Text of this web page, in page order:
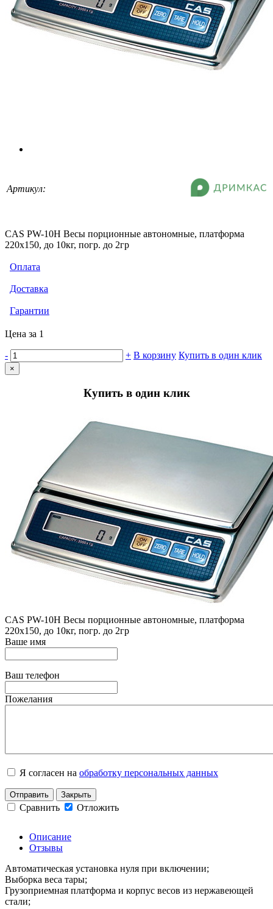
Артикул:
CAS РW-10H Весы порционные автономные, платформа
220х150, до 10кг, погр. до 2гр
Оплата
Доставка
Гарантии
Цена за 1
- + В корзину Купить в один клик
×
Купить в один клик
CAS РW-10H Весы порционные автономные, платформа
220х150, до 10кг, погр. до 2гр
Ваше имя
Ваш телефон
Пожелания
Я согласен на обработку персональных данных
Отправить Закрыть
Сравнить Отложить
Описание
Отзывы
Автоматическая установка нуля при включении;
Выборка веса тары;
Грузоприемная платформа и корпус весов из нержавеющей
стали;